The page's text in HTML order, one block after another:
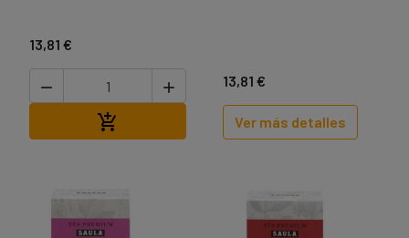
13,81 €
 

13,81 €
Ver más detalles